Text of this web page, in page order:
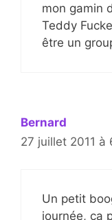
mon gamin
Teddy
être un
Bernard
27 juillet 2011 à
Un petit
journée, ça